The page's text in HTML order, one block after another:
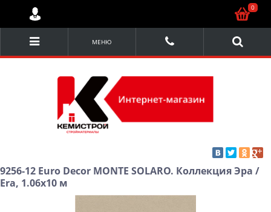
МЕНЮ
9256-12 Euro Decor MONTE SOLARO. Коллекция Эра /
Era, 1.06х10 м
0